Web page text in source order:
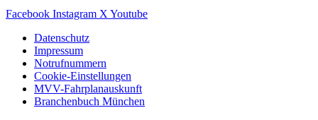
Facebook Instagram X Youtube
Datenschutz
Impressum
Notrufnummern
Cookie-Einstellungen
MVV-Fahrplanauskunft
Branchenbuch München